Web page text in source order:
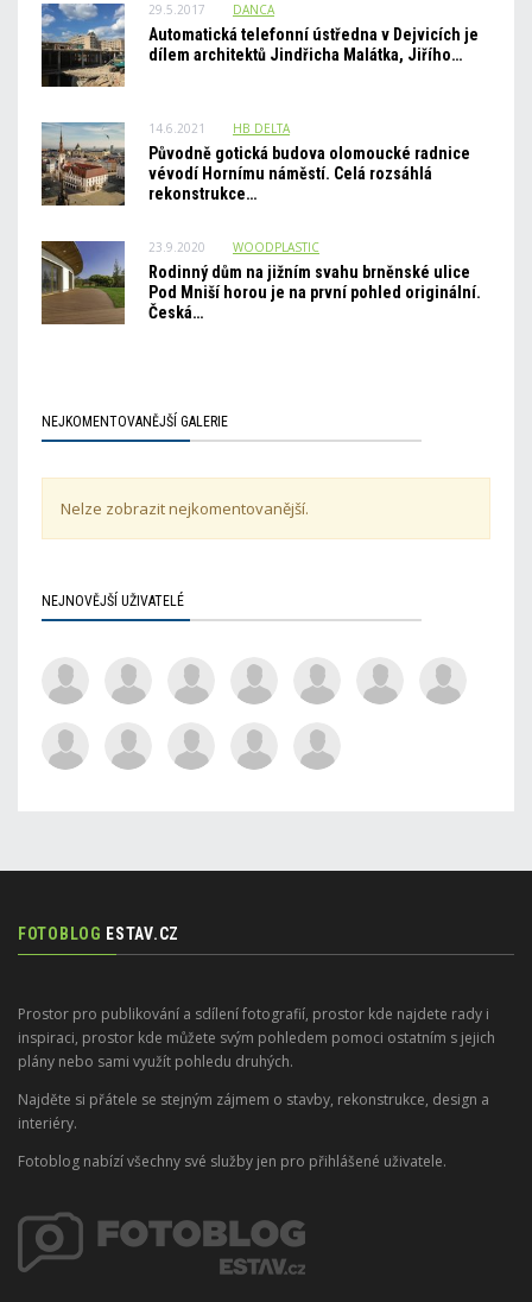
29.5.2017 DANCA
Automatická telefonní ústředna v Dejvicích je
dílem architektů Jindřicha Malátka, Jiřího…
14.6.2021 HB_DELTA
Původně gotická budova olomoucké radnice
vévodí Hornímu náměstí. Celá rozsáhlá
rekonstrukce…
23.9.2020 WOODPLASTIC
Rodinný dům na jižním svahu brněnské ulice
Pod Mniší horou je na první pohled originální.
Česká…
NEJKOMENTOVANĚJŠÍ GALERIE
Nelze zobrazit nejkomentovanější.
NEJNOVĚJŠÍ UŽIVATELÉ
FOTOBLOG ESTAV.CZ
Prostor pro publikování a sdílení fotografií, prostor kde najdete rady i
inspiraci, prostor kde můžete svým pohledem pomoci ostatním s jejich
plány nebo sami využít pohledu druhých.
Najděte si přátele se stejným zájmem o stavby, rekonstrukce, design a
interiéry.
Fotoblog nabízí všechny své služby jen pro přihlášené uživatele.